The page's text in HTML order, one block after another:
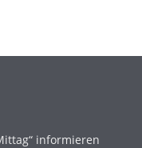
informieren